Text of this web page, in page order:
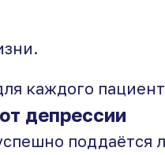
каждого
депрессии
поддаётся